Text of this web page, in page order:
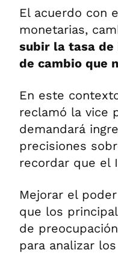
El acuerdo con
monetarias,
subir la tasa
de cambio que
En este
reclamó la vice
demandará
precisiones
recordar que el
Mejorar el
que los
de
para analizar